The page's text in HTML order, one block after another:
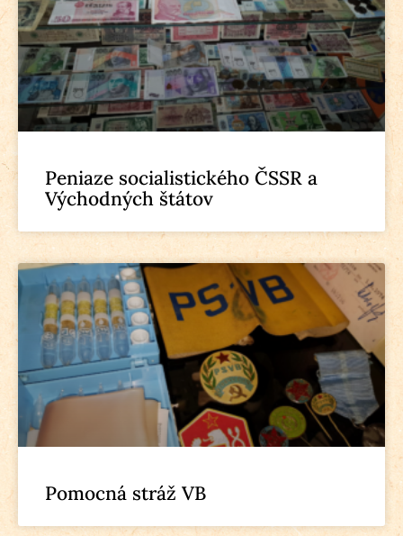
Peniaze socialistického ČSSR a
Východných štátov
Pomocná stráž VB